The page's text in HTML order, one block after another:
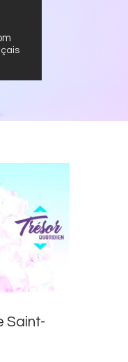
Saint-